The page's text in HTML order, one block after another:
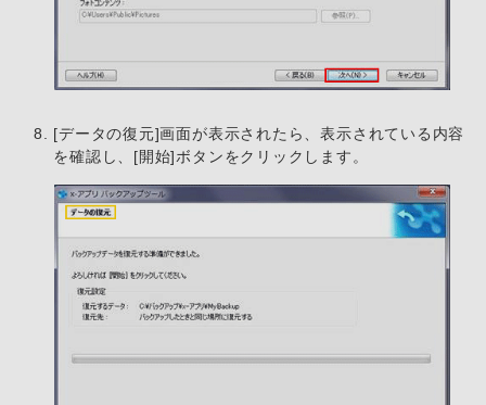
[データの復元]画面が表示されたら、表示されている内容
を確認し、[開始]ボタンをクリックします。